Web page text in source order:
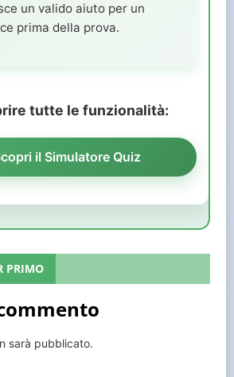
un valido aiuto per un
prima della prova.
tutte le funzionalità:
il Simulatore Quiz
PRIMO
sarà pubblicato.